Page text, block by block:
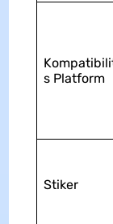
s Platform
Stiker